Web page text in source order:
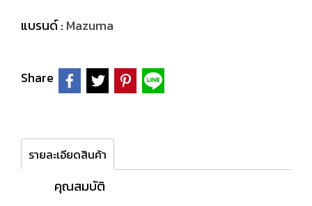
แบรนด์ : Mazuma
Share
รายละเอียดสินค้า
คุณสมบัติ